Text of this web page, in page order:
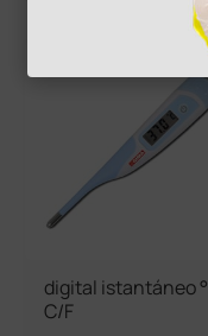
digital istantáneo °
C/F